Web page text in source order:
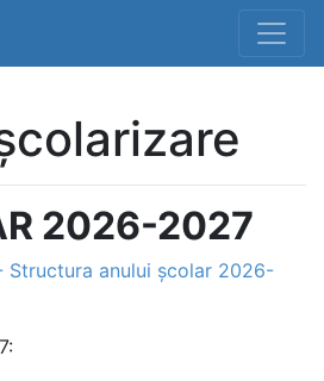
2026-2027
Structura anului școlar 2026-